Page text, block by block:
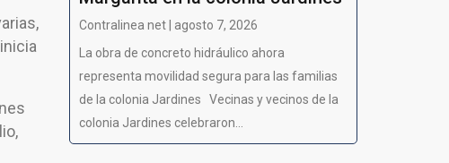
Contralinea net | agosto 7, 2026
La obra de concreto hidráulico ahora
representa movilidad segura para las familias
de la colonia Jardines Vecinas y vecinos de la
colonia Jardines celebraron...